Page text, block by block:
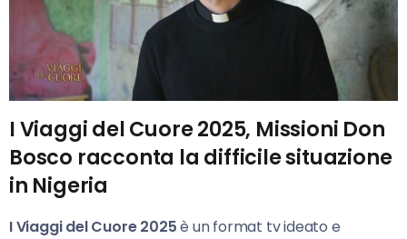
I Viaggi del Cuore 2025, Missioni Don
Bosco racconta la difficile situazione
in Nigeria
I Viaggi del Cuore 2025è un format tv ideato e